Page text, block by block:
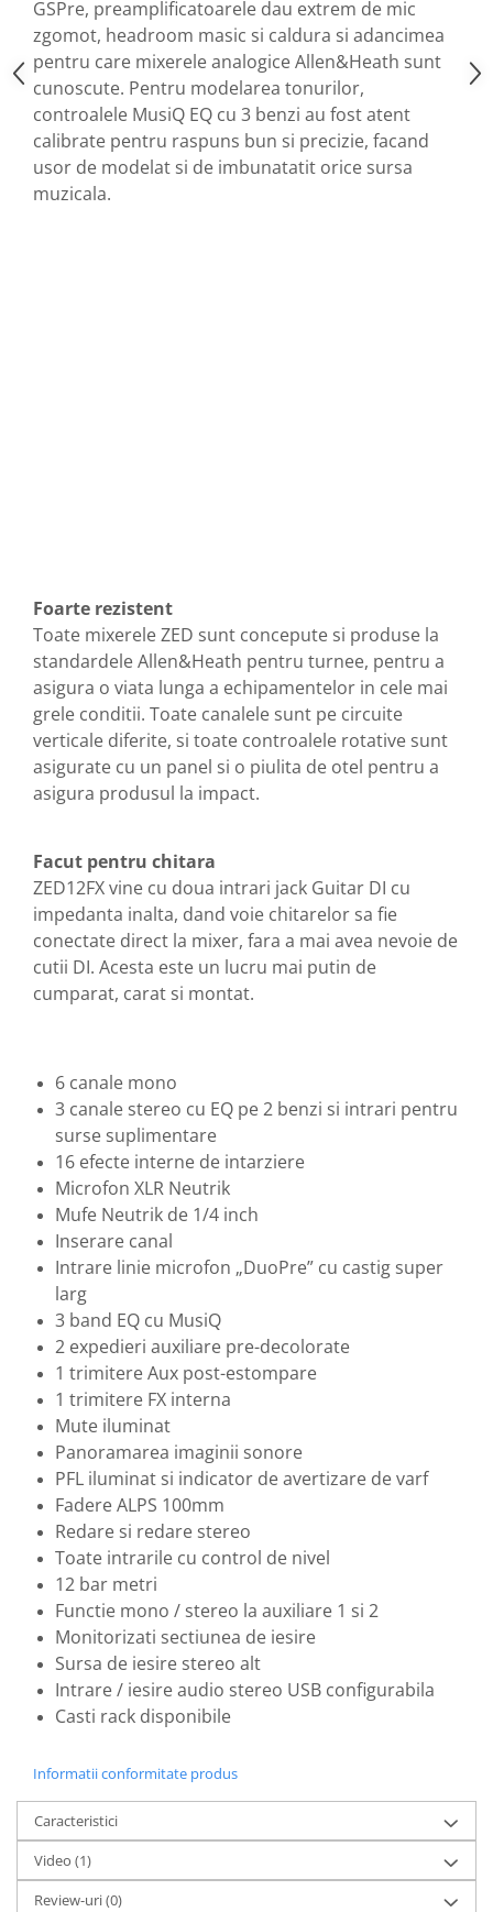
GSPre, preamplificatoarele dau extrem de mic
zgomot, headroom masic si caldura si adancimea
pentru care mixerele analogice Allen&Heath sunt
cunoscute. Pentru modelarea tonurilor,
controalele MusiQ EQ cu 3 benzi au fost atent
calibrate pentru raspuns bun si precizie, facand
usor de modelat si de imbunatatit orice sursa
muzicala.
Foarte rezistent
Toate mixerele ZED sunt concepute si produse la
standardele Allen&Heath pentru turnee, pentru a
asigura o viata lunga a echipamentelor in cele mai
grele conditii. Toate canalele sunt pe circuite
verticale diferite, si toate controalele rotative sunt
asigurate cu un panel si o piulita de otel pentru a
asigura produsul la impact.
Facut pentru chitara
ZED12FX vine cu doua intrari jack Guitar DI cu
impedanta inalta, dand voie chitarelor sa fie
conectate direct la mixer, fara a mai avea nevoie de
cutii DI. Acesta este un lucru mai putin de
cumparat, carat si montat.
6 canale mono
3 canale stereo cu EQ pe 2 benzi si intrari pentru
surse suplimentare
16 efecte interne de intarziere
Microfon XLR Neutrik
Mufe Neutrik de 1/4 inch
Inserare canal
Intrare linie microfon „DuoPre” cu castig super
larg
3 band EQ cu MusiQ
2 expedieri auxiliare pre-decolorate
1 trimitere Aux post-estompare
1 trimitere FX interna
Mute iluminat
Panoramarea imaginii sonore
PFL iluminat si indicator de avertizare de varf
Fadere ALPS 100mm
Redare si redare stereo
Toate intrarile cu control de nivel
12 bar metri
Functie mono / stereo la auxiliare 1 si 2
Monitorizati sectiunea de iesire
Sursa de iesire stereo alt
Intrare / iesire audio stereo USB configurabila
Casti rack disponibile
Informatii conformitate produs
Caracteristici
Video (1)
Review-uri(0)